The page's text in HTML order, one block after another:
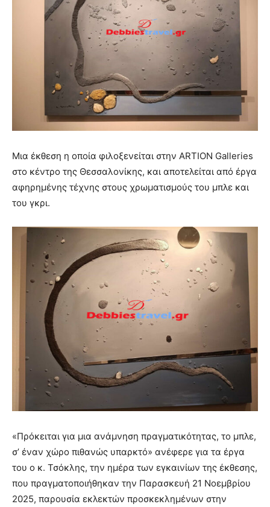
Μια έκθεση η οποία φιλοξενείται στην ARTION Galleries
στο κέντρο της Θεσσαλονίκης, και αποτελείται από έργα
αφηρημένης τέχνης στους χρωματισμούς του μπλε και
του γκρι.
«Πρόκειται για μια ανάμνηση πραγματικότητας, το μπλε,
σ’ έναν χώρο πιθανώς υπαρκτό» ανέφερε για τα έργα
του ο κ. Τσόκλης, την ημέρα των εγκαινίων της έκθεσης,
που πραγματοποιήθηκαν την Παρασκευή 21 Νοεμβρίου
2025, παρουσία εκλεκτών προσκεκλημένων στην